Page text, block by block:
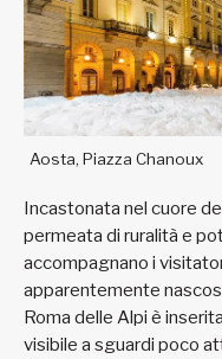
Aosta, Piazza Chanoux
Incastonata nel cuore
permeata di ruralità e
accompagnano i
apparentemente
Roma delle Alpi è
visibile a sguardi poco